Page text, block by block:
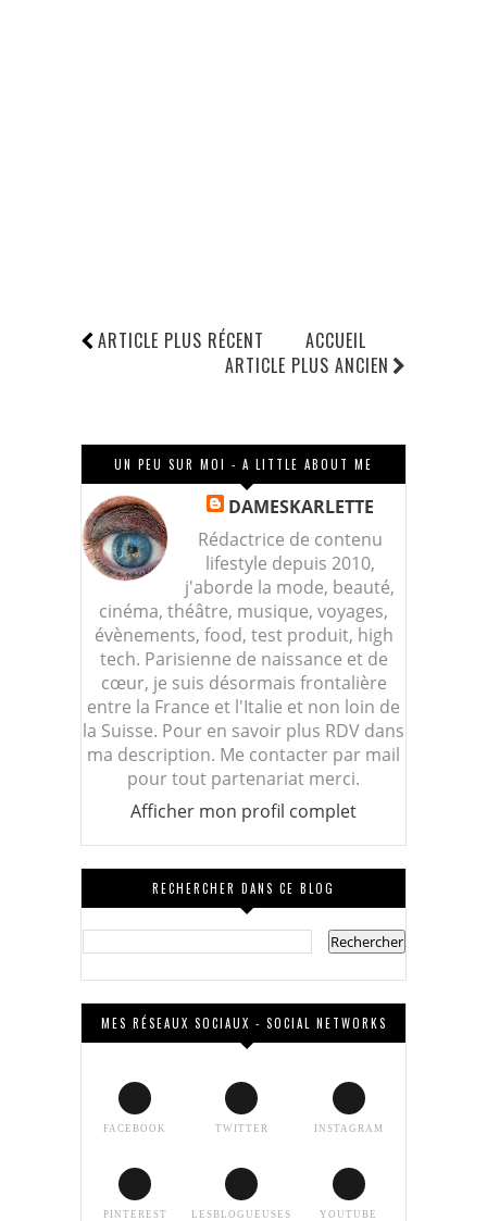
ARTICLE PLUS RÉCENT
ARTICLE PLUS ANCIEN
ACCUEIL
UN PEU SUR MOI - A LITTLE ABOUT ME
DAMESKARLETTE
Rédactrice de contenu
lifestyle depuis 2010,
j'aborde la mode, beauté,
cinéma, théâtre, musique, voyages,
évènements, food, test produit, high
tech. Parisienne de naissance et de
cœur, je suis désormais frontalière
entre la France et l'Italie et non loin de
la Suisse. Pour en savoir plus RDV dans
ma description. Me contacter par mail
pour tout partenariat merci.
Afficher mon profil complet
RECHERCHER DANS CE BLOG
MES RÉSEAUX SOCIAUX - SOCIAL NETWORKS
FACEBOOK TWITTER INSTAGRAM
PINTEREST LESBLOGUEUSES YOUTUBE